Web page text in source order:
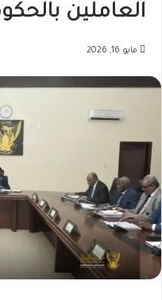
العاملين
مايو 16, 2026